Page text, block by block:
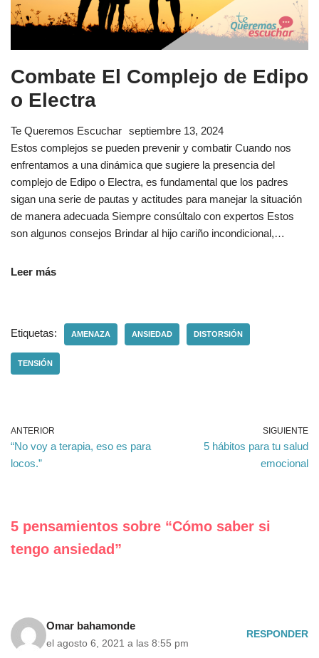
Combate El Complejo de Edipo
o Electra
Te Queremos Escuchar septiembre 13, 2024
Estos complejos se pueden prevenir y combatir Cuando nos
enfrentamos a una dinámica que sugiere la presencia del
complejo de Edipo o Electra, es fundamental que los padres
sigan una serie de pautas y actitudes para manejar la situación
de manera adecuada Siempre consúltalo con expertos Estos
son algunos consejos Brindar al hijo cariño incondicional,…
Leer más
Etiquetas: AMENAZA ANSIEDAD DISTORSIÓN
TENSIÓN
ANTERIOR
“No voy a terapia, eso es para
locos.”
SIGUIENTE
5 hábitos para tu salud
emocional
5 pensamientos sobre “Cómo saber si
tengo ansiedad”
Omar bahamonde
el agosto 6, 2021 a las 8:55 pm
RESPONDER